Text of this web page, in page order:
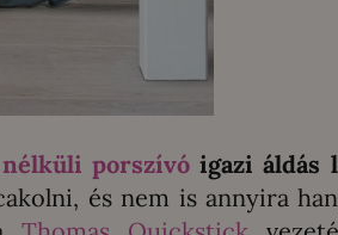
nélküli porszívóigazi áldás
és nem is annyira